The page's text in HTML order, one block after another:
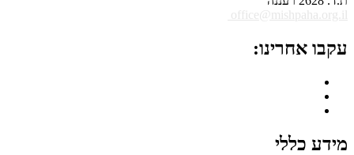
office@mishpaha.org.il
עקבו אחרינו:
מידע כללי